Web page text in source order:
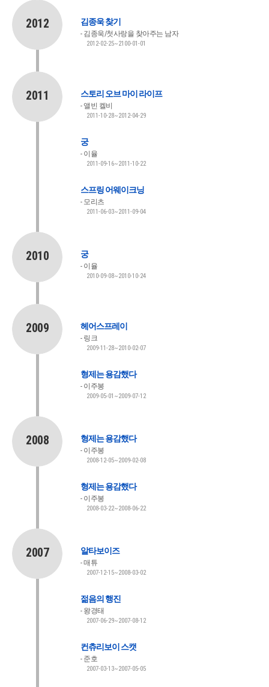
2012 김종욱 찾기
김종욱/첫사랑을 찾아주는 남자
2012-02-25~2100-01-01
2011 스토리 오브 마이 라이프
앨빈 켈비
2011-10-28~2012-04-29
궁
이율
2011-09-16~2011-10-22
스프링 어웨이크닝
모리츠
2011-06-03~2011-09-04
2010 궁
이율
2010-09-08~2010-10-24
2009 헤어스프레이
링크
2009-11-28~2010-02-07
형제는 용감했다
이주봉
2009-05-01~2009-07-12
2008 형제는 용감했다
이주봉
2008-12-05~2009-02-08
형제는 용감했다
이주봉
2008-03-22~2008-06-22
2007 알타보이즈
매튜
2007-12-15~2008-03-02
젊음의 행진
왕경태
2007-06-29~2007-08-12
컨츄리보이 스캣
준호
2007-03-13~2007-05-05